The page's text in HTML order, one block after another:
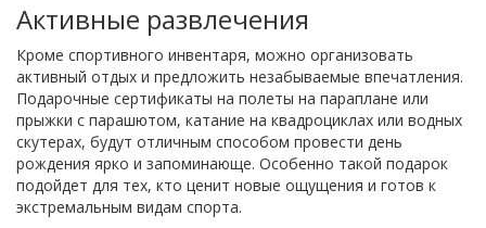
Активные развлечения
Кроме спортивного инвентаря, можно организовать
активный отдых и предложить незабываемые впечатления.
Подарочные сертификаты на полеты на параплане или
прыжки с парашютом, катание на квадроциклах или водных
скутерах, будут отличным способом провести день
рождения ярко и запоминающе. Особенно такой подарок
подойдет для тех, кто ценит новые ощущения и готов к
экстремальным видам спорта.